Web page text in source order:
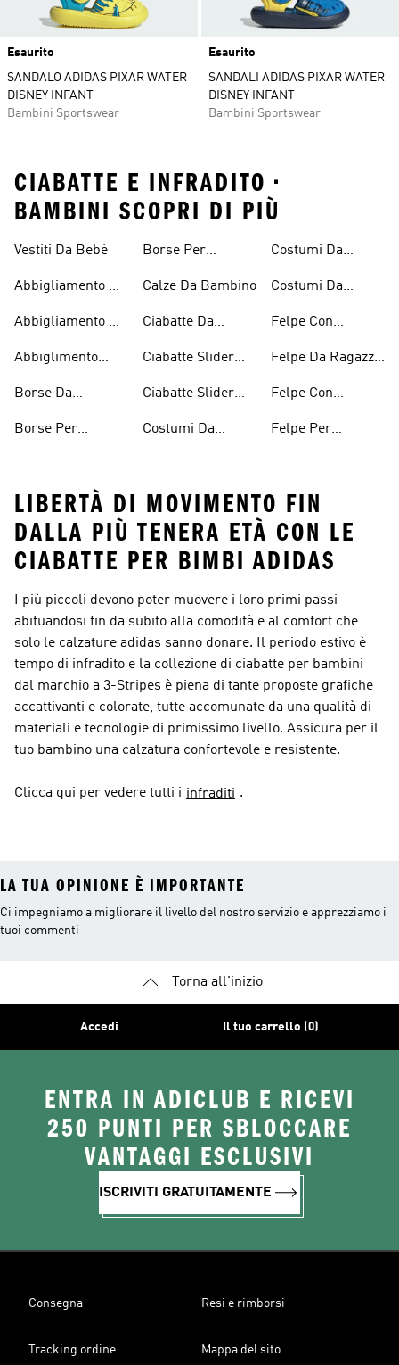
Esaurito
SANDALO ADIDAS PIXAR WATER
DISNEY INFANT
Bambini Sportswear
Esaurito
SANDALI ADIDAS PIXAR WATER
DISNEY INFANT
Bambini Sportswear
CIABATTE E INFRADITO •
BAMBINI SCOPRI DI PIÙ
Vestiti Da Bebè
Abbigliamento Da
Ragazze
Abbigliamento Da
Ragazzi
Abbiglimento
Bambini
Borse Da
Borse Per
Borse Per
Calze Da Bambino
Ciabatte Da
Ciabatte Slider
Ciabatte Slider
Costumi Da
Bambini
Costumi Da
Bambine E
Ragazze
Costumi Da
Ragazzo
Felpe Con
Bambini
Felpe Da Ragazza
Felpe Con
Ragazzi
Felpe Per
LIBERTÀ DI MOVIMENTO FIN
DALLA PIÙ TENERA ETÀ CON LE
CIABATTE PER BIMBI ADIDAS
I più piccoli devono poter muovere i loro primi passi
abituandosi fin da subito alla comodità e al comfort che
solo le calzature adidas sanno donare. Il periodo estivo è
tempo di infradito e la collezione di ciabatte per bambini
dal marchio a 3-Stripes è piena di tante proposte grafiche
accattivanti e colorate, tutte accomunate da una qualità di
materiali e tecnologie di primissimo livello. Assicura per il
tuo bambino una calzatura confortevole e resistente.
Clicca qui per vedere tutti i infraditi .
LA TUA OPINIONE È IMPORTANTE
Ci impegniamo a migliorare il livello del nostro servizio e apprezziamo i
tuoi commenti
Torna all'inizio
Accedi Il tuo carrello (0)
ENTRA IN ADICLUB E RICEVI
250 PUNTI PER SBLOCCARE
VANTAGGI ESCLUSIVI
ISCRIVITI GRATUITAMENTE
Consegna Resi e rimborsi
Tracking ordine Mappa del sito